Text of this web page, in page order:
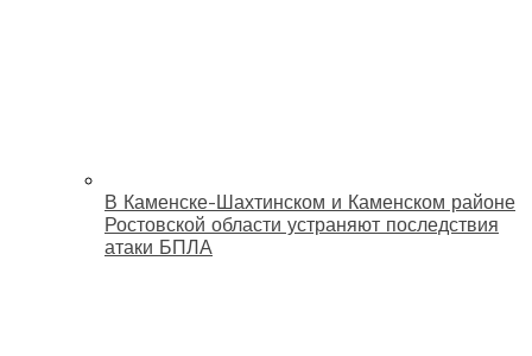
В Каменске-Шахтинском и Каменском районе
Ростовской области устраняют последствия
атаки БПЛА